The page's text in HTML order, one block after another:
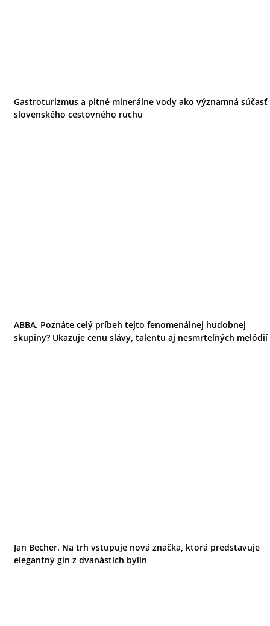
Gastroturizmus a pitné minerálne vody ako významná súčasť
slovenského cestovného ruchu
ABBA. Poznáte celý príbeh tejto fenomenálnej hudobnej
skupiny? Ukazuje cenu slávy, talentu aj nesmrteľných melódií
Jan Becher. Na trh vstupuje nová značka, ktorá predstavuje
elegantný gin z dvanástich bylín